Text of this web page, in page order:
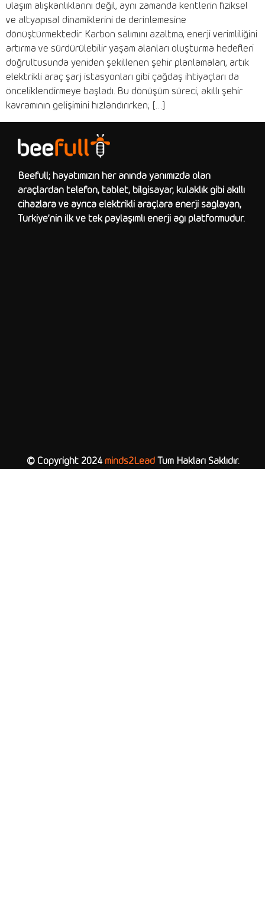
ulaşım alışkanlıklarını değil, aynı zamanda kentlerin fiziksel
ve altyapısal dinamiklerini de derinlemesine
dönüştürmektedir. Karbon salımını azaltma, enerji verimliliğini
artırma ve sürdürülebilir yaşam alanları oluşturma hedefleri
doğrultusunda yeniden şekillenen şehir planlamaları, artık
elektrikli araç şarj istasyonları gibi çağdaş ihtiyaçları da
önceliklendirmeye başladı. Bu dönüşüm süreci, akıllı şehir
kavramının gelişimini hızlandırırken; […]
Beefull; hayatımızın her anında yanımızda olan
araçlardan telefon, tablet, bilgisayar, kulaklık gibi akıllı
cihazlara ve ayrıca elektrikli araçlara enerji sağlayan,
Türkiye’nin ilk ve tek paylaşımlı enerji ağı platformudur.
© Copyright 2024 minds2LeadTüm Hakları Saklıdır.